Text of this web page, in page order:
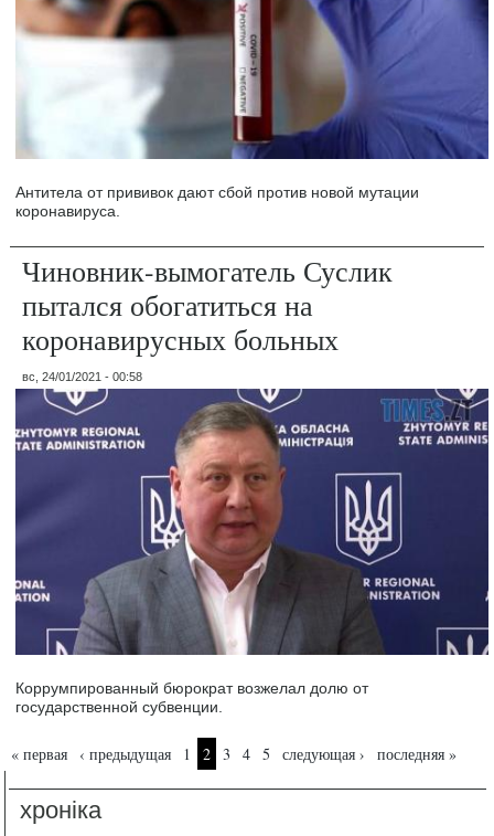
Антитела от прививок дают сбой против новой мутации
коронавируса.
Чиновник-вымогатель Суслик
пытался обогатиться на
коронавирусных больных
вс, 24/01/2021 - 00:58
Коррумпированный бюрократ возжелал долю от
государственной субвенции.
Страницы
« первая ‹ предыдущая 1 2 3 4 5 следующая › последняя »
хроніка